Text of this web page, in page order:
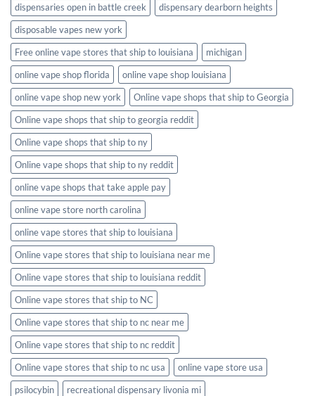
dispensaries open in battle creek
dispensary dearborn heights
disposable vapes new york
Free online vape stores that ship to louisiana
michigan
online vape shop florida
online vape shop louisiana
online vape shop new york
Online vape shops that ship to Georgia
Online vape shops that ship to georgia reddit
Online vape shops that ship to ny
Online vape shops that ship to ny reddit
online vape shops that take apple pay
online vape store north carolina
online vape stores that ship to louisiana
Online vape stores that ship to louisiana near me
Online vape stores that ship to louisiana reddit
Online vape stores that ship to NC
Online vape stores that ship to nc near me
Online vape stores that ship to nc reddit
Online vape stores that ship to nc usa
online vape store usa
psilocybin
recreational dispensary livonia mi